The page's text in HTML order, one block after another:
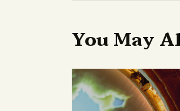
You May